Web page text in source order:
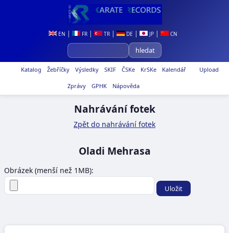
EN | FR | TR | DE | JP | CN
Upload
Katalog Žebříčky Výsledky SKIF ČSKe KrSKe Kalendář
Zprávy GPHK Nápověda
Nahrávání fotek
Zpět do nahrávání fotek
Oladi Mehrasa
Obrázek (menší než 1MB):